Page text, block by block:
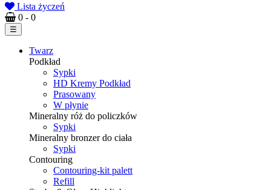
Lista życzeń
0 - 0
Toggle
navigation
☰
Twarz
Podkład
Sypki
HD Kremy Podkład
Prasowany
W płynie
Mineralny róż do policzków
Sypki
Mineralny bronzer do ciała
Sypki
Contouring
Contouring-kit palett
Refill